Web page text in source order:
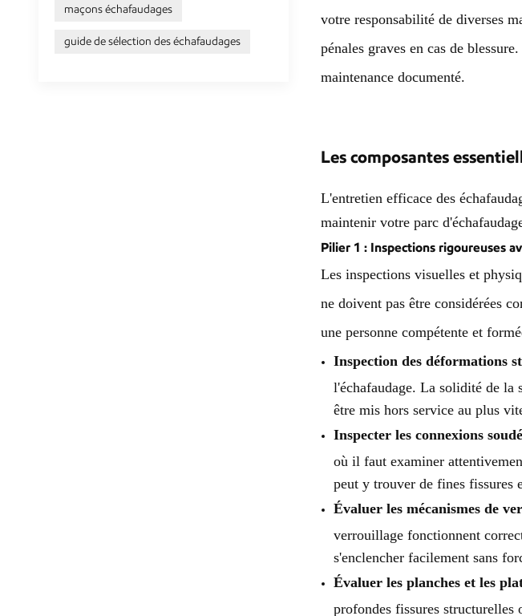
votre responsabilité de diverses
pénales graves en cas de
maintenance documenté.
Les composantes
L'entretien efficace des
maintenir votre parc
Pilier 1 : Inspections rigoureuses
Les inspections visuelles et
ne doivent pas être considérées
une personne compétente et
Inspection des déformations
l'échafaudage. La solidité de la
être mis hors service au plus
Inspecter les connexions
où il faut examiner
peut y trouver de fines fissures
Évaluer les mécanismes de
verrouillage fonctionnent
s'enclencher facilement sans
Évaluer les planches et les
profondes fissures structurelles
maçons échafaudages
guide de sélection des échafaudages